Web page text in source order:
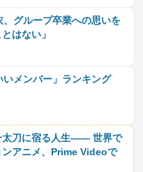
、グループ卒業への思いを
はない」
いメンバー」ランキング
太刀に宿る人生―― 世界で
ンアニメ、Prime Videoで